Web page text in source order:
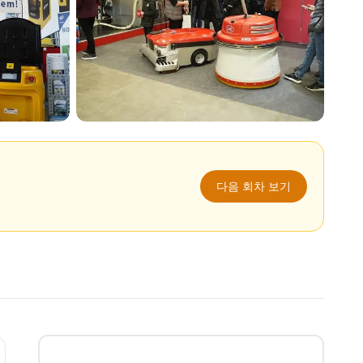
다음 회차 보기